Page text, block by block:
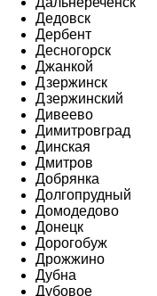
Дедовск
Дербент
Десногорск
Джанкой
Дзержинск
Дзержинский
Дивеево
Димитровград
Динская
Дмитров
Добрянка
Долгопрудный
Домодедово
Донецк
Дорогобуж
Дрожжино
Дубна
Дубовое